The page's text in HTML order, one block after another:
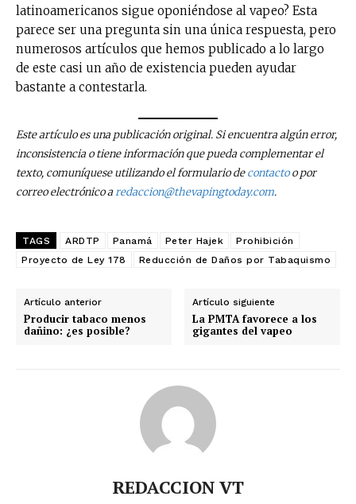
latinoamericanos sigue oponiéndose al vapeo? Esta
parece ser una pregunta sin una única respuesta, pero
numerosos artículos que hemos publicado a lo largo
de este casi un año de existencia pueden ayudar
bastante a contestarla.
Este artículo es una publicación original. Si encuentra algún error,
inconsistencia o tiene información que pueda complementar el
texto, comuníquese utilizando el formulario decontactoo por
correo electrónico aredaccion@thevapingtoday.com.
TAGS ARDTP Panamá Peter Hajek
Prohibición
Proyecto de Ley 178
Reducción de Daños por Tabaquismo
Artículo anterior
Producir tabaco menos
dañino: ¿es posible?
Artículo siguiente
La PMTA favorece a los
gigantes del vapeo
REDACCION VT